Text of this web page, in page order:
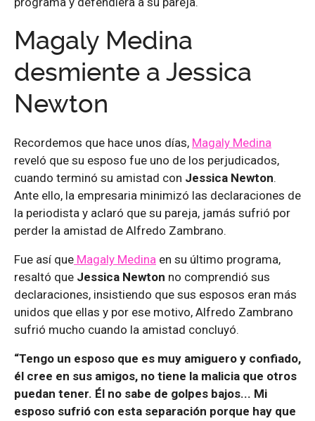
Magaly Medina
desmiente a Jessica
Newton
Recordemos que hace unos días, Magaly Medina
reveló que su esposo fue uno de los perjudicados,
cuando terminó su amistad con Jessica Newton.
Ante ello, la empresaria minimizó las declaraciones de
la periodista y aclaró que su pareja, jamás sufrió por
perder la amistad de Alfredo Zambrano.
Fue así que Magaly Medina en su último programa,
resaltó que Jessica Newton no comprendió sus
declaraciones, insistiendo que sus esposos eran más
unidos que ellas y por ese motivo, Alfredo Zambrano
sufrió mucho cuando la amistad concluyó.
“Tengo un esposo que es muy amiguero y confiado,
él cree en sus amigos, no tiene la malicia que otros
puedan tener. Él no sabe de golpes bajos... Mi
esposo sufrió con esta separación porque hay que